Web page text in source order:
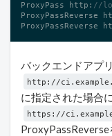
ProxyPass http: //
ProxyPassReverse
ProxyPassReverse
バックエンドアプ
http://
に指定された場合
https://
ProxyPassReverse